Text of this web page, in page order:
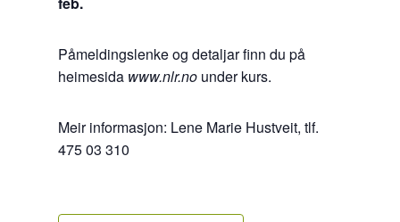
Påmeldingslenke og detaljar finn du på
heimesida www.nlr.no under kurs.
Meir informasjon: Lene Marie Hustveit, tlf.
475 03 310